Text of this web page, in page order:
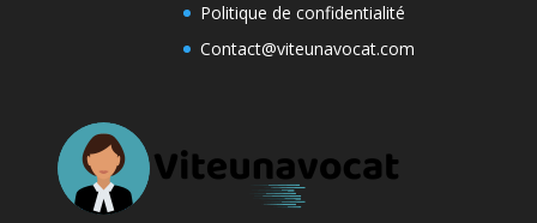
Politique de confidentialité
Contact@viteunavocat.com